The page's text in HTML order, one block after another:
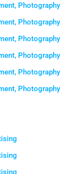
Photography
Photography
Photography
Photography
Photography
Photography